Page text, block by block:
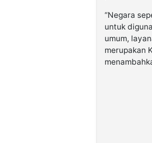
“Negara
untuk
umum,
merupakan